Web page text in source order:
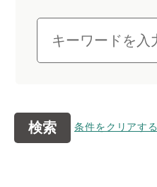
検索 条件をクリアする